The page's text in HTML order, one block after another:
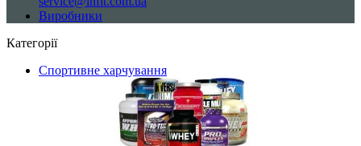
Виробники
Категорії
Спортивне харчування